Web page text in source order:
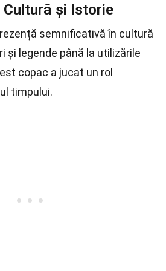
Cultură și Istorie
semnificativă în cultură
și legende până la utilizările
copac a jucat un rol
timpului.